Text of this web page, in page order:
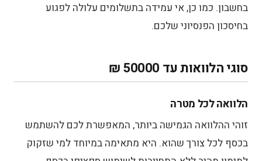
בחשבון. כמו כן, אי עמידה בתשלומים עלולה לפגוע
בחיסכון הפנסיוני שלכם.
סוגי הלוואות עד 50000 ₪
הלוואה לכל מטרה
זוהי ההלוואה הגמישה ביותר, המאפשרת לכם להשתמש
בכסף לכל צורך שהוא. היא מתאימה במיוחד למי שזקוק